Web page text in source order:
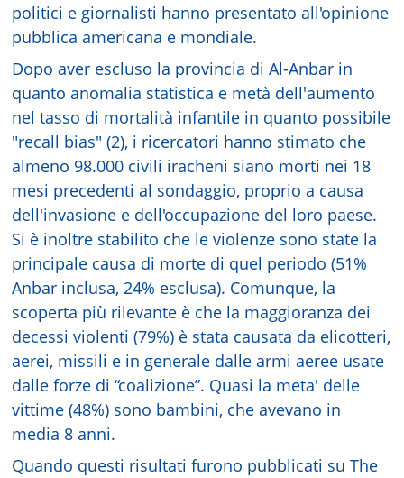
politici e giornalisti hanno presentato all'opinione
pubblica americana e mondiale.
Dopo aver escluso la provincia di Al-Anbar in
quanto anomalia statistica e metà dell'aumento
nel tasso di mortalità infantile in quanto possibile
"recall bias" (2), i ricercatori hanno stimato che
almeno 98.000 civili iracheni siano morti nei 18
mesi precedenti al sondaggio, proprio a causa
dell'invasione e dell'occupazione del loro paese.
Si è inoltre stabilito che le violenze sono state la
principale causa di morte di quel periodo (51%
Anbar inclusa, 24% esclusa). Comunque, la
scoperta più rilevante è che la maggioranza dei
decessi violenti (79%) è stata causata da elicotteri,
aerei, missili e in generale dalle armi aeree usate
dalle forze di “coalizione”. Quasi la meta' delle
vittime (48%) sono bambini, che avevano in
media 8 anni.
Quando questi risultati furono pubblicati su The